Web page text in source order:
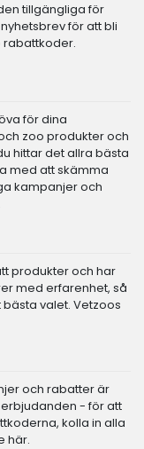
tillgängliga för
för att bli
rabattkoder.
för dina
zoo produkter och
hittar det allra bästa
med att skämma
kampanjer och
produkter och har
med erfarenhet, så
valet. Vetzoos
och rabatter är
- för att
kolla in alla
här.